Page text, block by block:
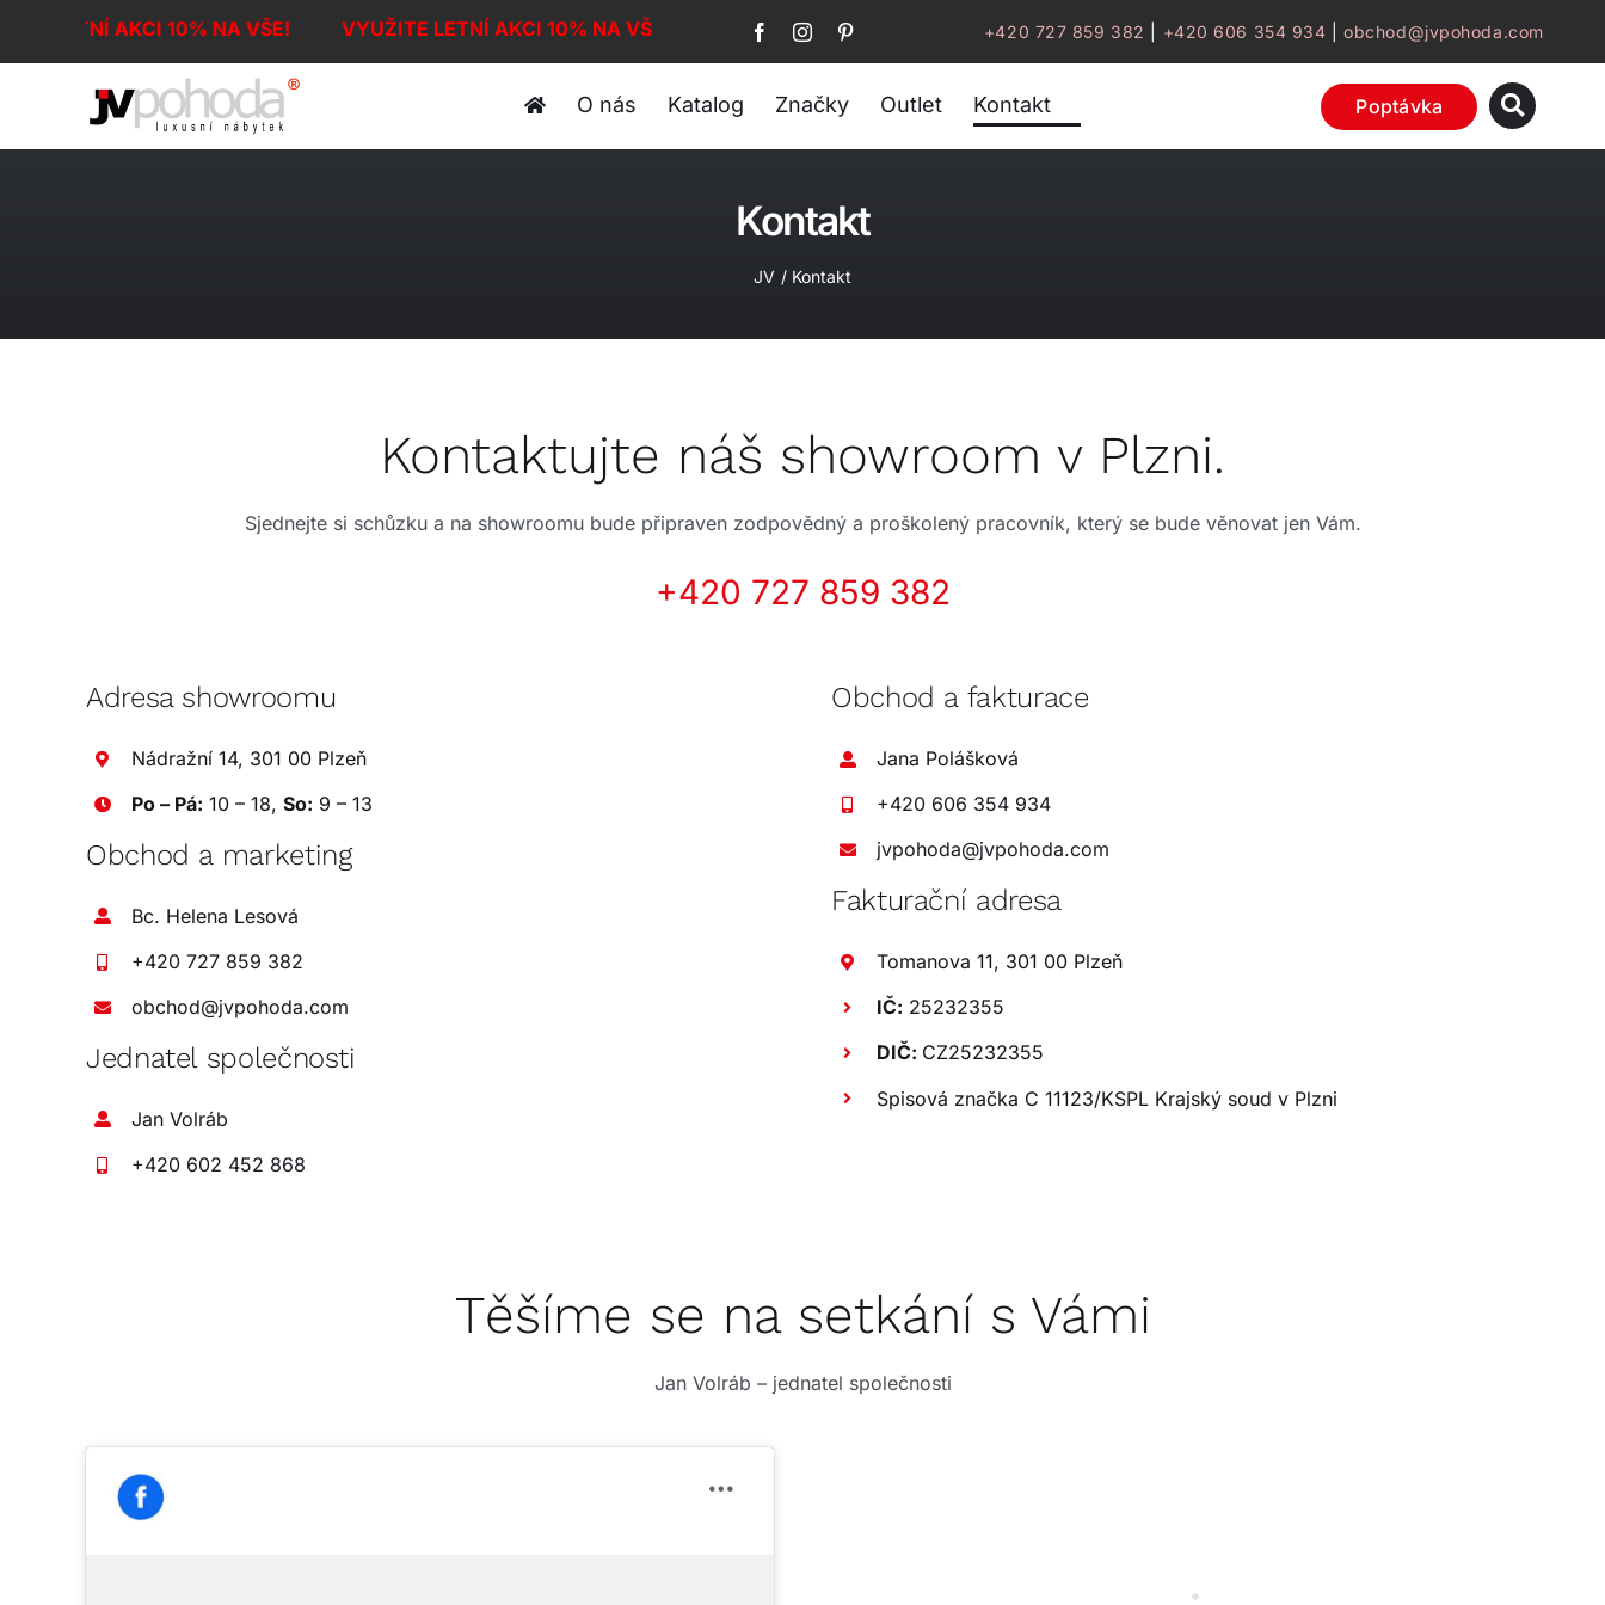
LETNÍ AKCI 10% NA VŠE! VYUŽITE LETNÍ AKCI 10% NA VŠE! +420 727 859 382 +420 606 354 934 |obchod@jvpohoda.com
O nás Katalog Značky Outlet Kontakt Poptávka
Kontakt
JV Kontakt
Kontaktujte náš showroom v Plzni.
Sjednejte si schůzku a na showroomu bude připraven zodpovědný a proškolený pracovník, který se bude věnovat jen Vám.
+420 727 859 382
Adresa showroomu
Nádražní 14, 301 00 Plzeň
Po – Pá: 10 – 18,So: 9 – 13
Obchod a marketing
Bc. Helena Lesová
+420 727 859 382
obchod@jvpohoda.com
Jednatel společnosti
Jan Volráb
+420 602 452 868
Obchod a fakturace
Jana Polášková
+420 606 354 934
jvpohoda@jvpohoda.com
Fakturační adresa
Tomanova 11, 301 00 Plzeň
IČ: 25232355
DIČ: CZ25232355
Spisová značka C 11123/KSPL Krajský soud v Plzni
Těšíme se na setkání s Vámi
Jan Volráb – jednatel společnosti